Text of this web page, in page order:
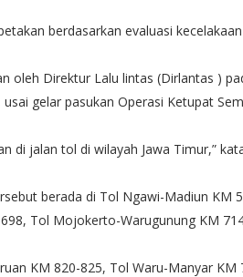
berdasarkan evaluasi
oleh Direktur Lalu lintas (Dirlantas )
gelar pasukan Operasi Ketupat
di jalan tol di wilayah Jawa Timur,”
berada di Tol Ngawi-Madiun KM
Tol Mojokerto-Warugunung KM
KM 820-825, Tol Waru-Manyar